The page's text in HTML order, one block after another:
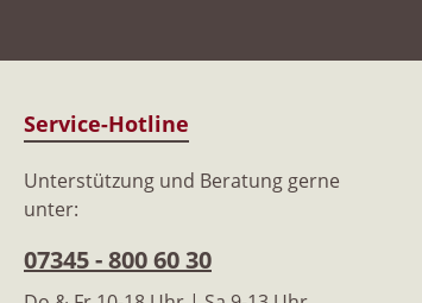
Service-Hotline
Unterstützung und Beratung gerne
unter:
07345 - 800 60 30